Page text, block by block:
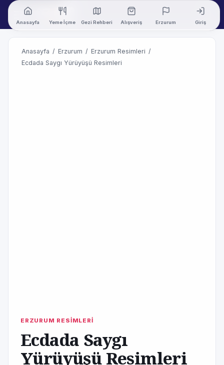
Anasayfa Yeme İçme Gezi Rehberi Alışveriş Erzurum Giriş
Anasayfa / Erzurum / Erzurum Resimleri /
Ecdada Saygı Yürüyüşü Resimleri
ERZURUM RESİMLERİ
Ecdada Saygı
Yürüyüşü Resimleri